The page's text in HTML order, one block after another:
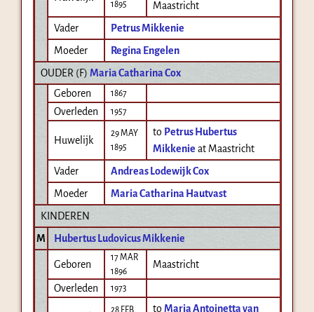
1895
Maastricht
Vader
Petrus Mikkenie
Moeder
Regina Engelen
OUDER (F) Maria Catharina Cox
Geboren
1867
Overleden 1957
Huwelijk
29 MAY
1895
to Petrus Hubertus
Mikkenie at Maastricht
Vader
Andreas Lodewijk Cox
Moeder
Maria Catharina Hautvast
KINDEREN
M
Hubertus Ludovicus Mikkenie
Geboren
17 MAR
1896
Maastricht
Overleden 1973
28 FEB
toMaria Antoinetta van